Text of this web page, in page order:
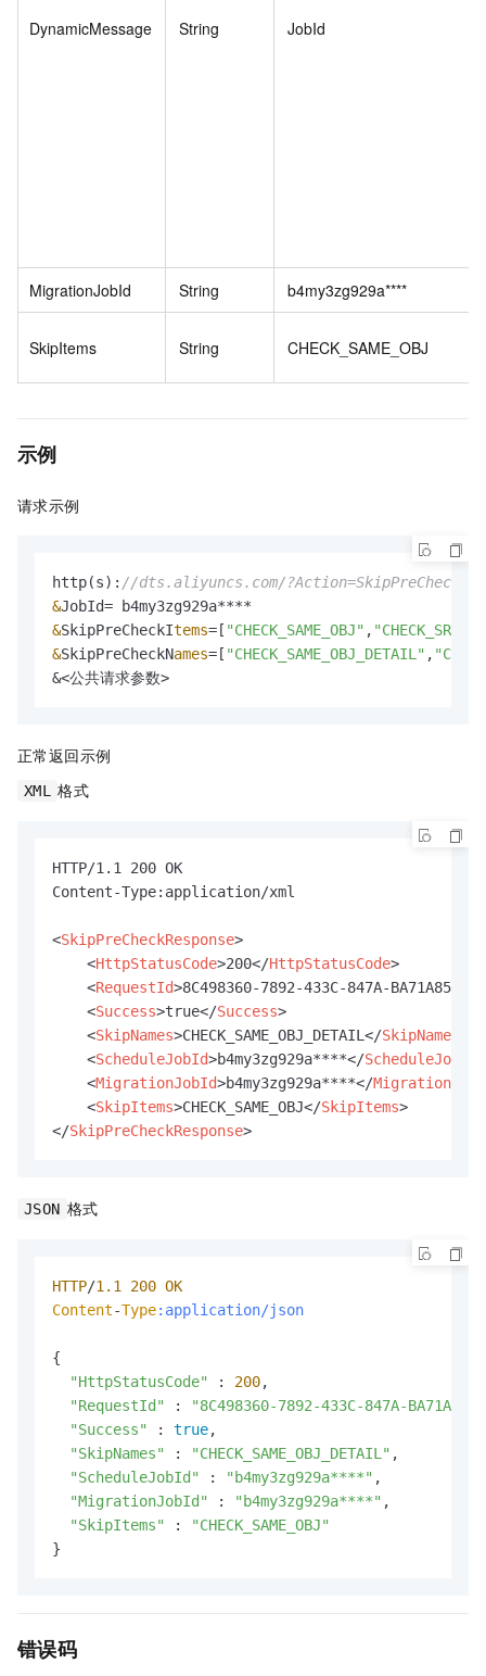
DynamicMessage String JobId
MigrationJobId String b4my3zg929a****
SkipItems String CHECK_SAME_OBJ
示例
请求示例
http(s): //dts.aliyuncs.com/?Action=SkipPreCheck
&
&SkipPreCheckItems=[ "CHECK_SAME_OBJ" , "CHECK_SRC"
&SkipPreCheckNames=[ "CHECK_SAME_OBJ_DETAIL" ,
&<公共请求参数>
正常返回示例
XML 格式
HTTP/1.1 200 OK
Content-Type:application/xml
<SkipPreCheckResponse>
<HttpStatusCode>200</HttpStatusCode>
<RequestId>8C498360-7892-433C-847A-
<Success>true</Success>
<SkipNames>CHECK_SAME_OBJ_DETAIL </SkipNames
<ScheduleJobId>b4my3zg929a****</ScheduleJobId
<MigrationJobId>b4my3zg929a****</
<SkipItems>CHECK_SAME_OBJ</SkipItems>
</SkipPreCheckResponse>
JSON 格式
HTTP/1.1 200 OK
Content-Type:application/json
{
"HttpStatusCode"
: 200,
"RequestId"
:
"8C498360-7892-433C-847A-
"Success"
: true,
"SkipNames"
: "CHECK_SAME_OBJ_DETAIL" ,
"ScheduleJobId"
: "b4my3zg929a****" ,
"MigrationJobId"
: "b4my3zg929a****" ,
"SkipItems"
:
"CHECK_SAME_OBJ"
}
错误码